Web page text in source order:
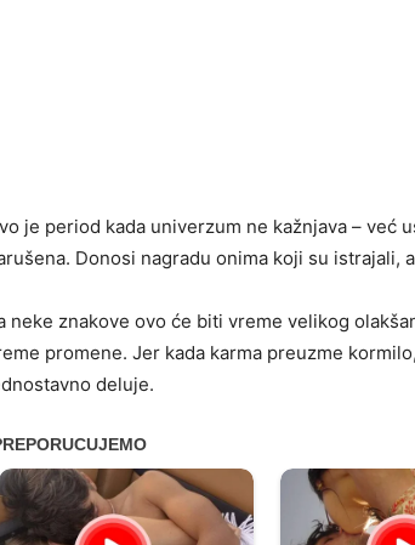
je period kada univerzum ne kažnjava – već
Donosi nagradu onima koji su istrajali,
neke znakove ovo će biti vreme velikog
promene. Jer kada karma preuzme
deluje.